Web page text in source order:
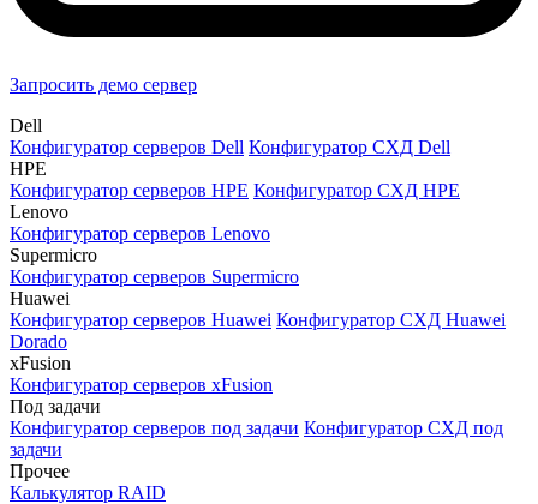
Запросить демо сервер
Dell
Конфигуратор серверов Dell Конфигуратор СХД Dell
HPE
Конфигуратор серверов HPE Конфигуратор СХД HPE
Lenovo
Конфигуратор серверов Lenovo
Supermicro
Конфигуратор серверов Supermicro
Huawei
Конфигуратор серверов Huawei Конфигуратор СХД Huawei
Dorado
xFusion
Конфигуратор серверов xFusion
Под задачи
Конфигуратор серверов под задачи Конфигуратор СХД под
задачи
Прочее
Калькулятор RAID